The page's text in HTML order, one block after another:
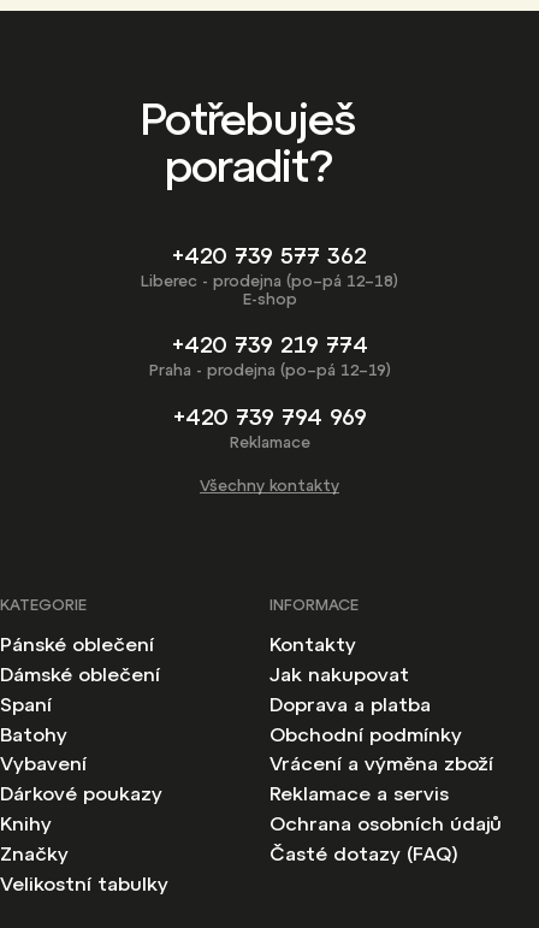
Potřebuješ
poradit?
+420 739 577 362
Liberec - prodejna (po–pá 12–18)
E-shop
+420 739 219 774
Praha - prodejna (po–pá 12–19)
+420 739 794 969
Reklamace
Všechny kontakty
KATEGORIE
Pánské oblečení
Dámské oblečení
Spaní
Batohy
Vybavení
Dárkové poukazy
Knihy
Značky
Velikostní tabulky
INFORMACE
Kontakty
Jak nakupovat
Doprava a platba
Obchodní podmínky
Vrácení a výměna zboží
Reklamace a servis
Ochrana osobních údajů
Časté dotazy (FAQ)